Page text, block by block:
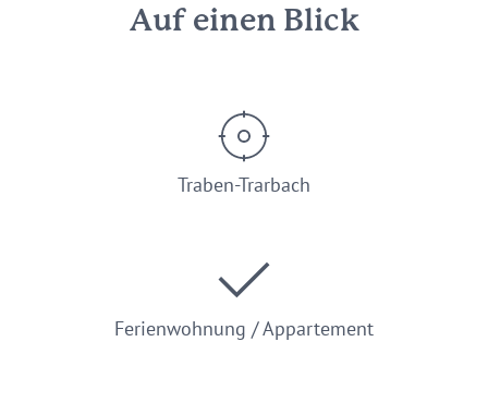
Auf einen Blick
Traben-Trarbach
Ferienwohnung / Appartement